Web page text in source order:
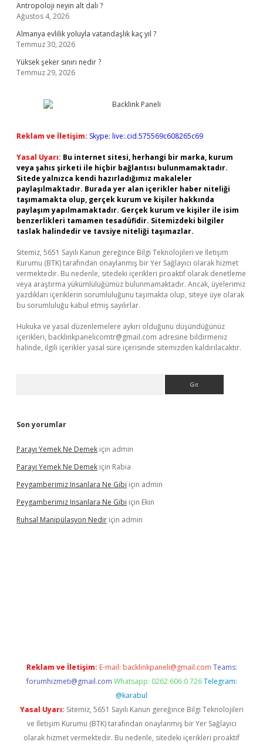
Antropoloji neyin alt dalı ?
Ağustos 4, 2026
Almanya evlilik yoluyla vatandaşlık kaç yıl ?
Temmuz 30, 2026
Yüksek şeker sınırı nedir ?
Temmuz 29, 2026
Reklam ve İletişim: Skype: live:.cid.575569c608265c69
Yasal Uyarı: Bu internet sitesi, herhangi bir marka, kurum
veya şahıs şirketi ile hiçbir bağlantısı bulunmamaktadır.
Sitede yalnızca kendi hazırladığımız makaleler
paylaşılmaktadır. Burada yer alan içerikler haber niteliği
taşımamakta olup, gerçek kurum ve kişiler hakkında
paylaşım yapılmamaktadır. Gerçek kurum ve kişiler ile isim
benzerlikleri tamamen tesadüfidir. Sitemizdeki bilgiler
taslak halindedir ve tavsiye niteliği taşımazlar.
Sitemiz, 5651 Sayılı Kanun gereğince Bilgi Teknolojileri ve İletişim
Kurumu (BTK) tarafından onaylanmış bir Yer Sağlayıcı olarak hizmet
vermektedir. Bu nedenle, sitedeki içerikleri proaktif olarak denetleme
veya araştırma yükümlülüğümüz bulunmamaktadır. Ancak, üyelerimiz
yazdıkları içeriklerin sorumluluğunu taşımakta olup, siteye üye olarak
bu sorumluluğu kabul etmiş sayılırlar.
Hukuka ve yasal düzenlemelere aykırı olduğunu düşündüğünüz
içerikleri, backlinkpanelicomtr@gmail.com adresine bildirmeniz
halinde, ilgili içerikler yasal süre içerisinde sitemizden kaldırılacaktır.
Son yorumlar
Parayı Yemek Ne Demek için admin
Parayı Yemek Ne Demek için Rabia
Peygamberimiz Insanlara Ne Gibi için admin
Peygamberimiz Insanlara Ne Gibi için Ekin
Ruhsal Manipülasyon Nedir için admin
Reklam ve İletişim: E-mail: backlinkpaneli@gmail.com Teams:
forumhizmeti@gmail.com Whatsapp: 0262 606 0 726 Telegram:
@karabul
Yasal Uyarı: Sitemiz, 5651 Sayılı Kanun gereğince Bilgi Teknolojileri
ve İletişim Kurumu (BTK) tarafından onaylanmış bir Yer Sağlayıcı
olarak hizmet vermektedir. Bu nedenle, sitedeki içerikleri proaktif